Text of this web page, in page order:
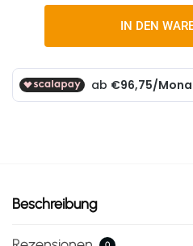
IN DEN
Beschreibung